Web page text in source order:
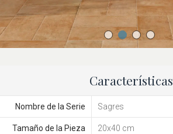
Características
Nombre de la Serie Sagres
Tamaño de la Pieza 20x40 cm